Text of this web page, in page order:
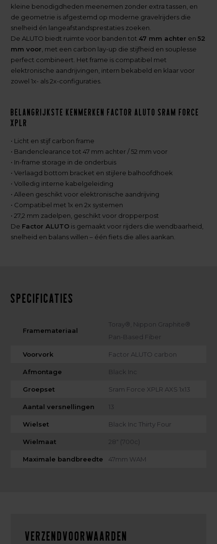
kleine benodigdheden meenemen zonder extra tassen, en
de geometrie is afgestemd op moderne gravelrijders die
snelheid én langeafstandsprestaties zoeken.
De ALUTO biedt ruimte voor banden tot 47 mm achter en52
mm voor , met een carbon lay-up die stijfheid en souplesse
perfect combineert. Het frame is compatibel met
elektronische aandrijvingen, intern bekabeld en klaar voor
zowel 1x- als 2x-configuraties.
Belangrijkste kenmerken Factor Aluto Sram Force
XPLR
• Licht en stijf carbon frame
• Bandenclearance tot 47 mm achter / 52 mm voor
• In-frame storage in de onderbuis
• Verlaagd bottom bracket en stijlere balhoofdhoek
• Volledig interne kabelgeleiding
• Alleen geschikt voor elektronische aandrijving
• Compatibel met 1x en 2x systemen
• 27,2 mm zadelpen, geschikt voor dropperpost
De Factor ALUTO is gemaakt voor rijders die wendbaarheid,
snelheid en balans willen – één fiets die alles aankan.
Specificaties
Framemateriaal
Toray®, Nippon Graphite®
Pan-Based Fiber
Voorvork Factor ALUTO carbon
Afmontage Black Inc
Groepset Sram Force XPLR AXS 1x13
Aantal versnellingen 13
Wielset Black Inc Thirty Four
Wielmaat 28" (700c)
Maximale bandbreedte 47mm WAM
Verzendvoorwaarden